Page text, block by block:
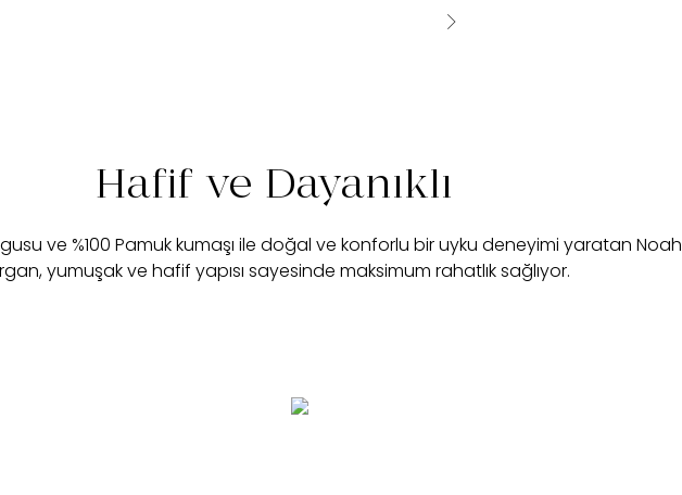
Hafif ve Dayanıklı
ve %100 Pamuk kumaşı ile doğal ve konforlu bir uyku deneyimi yaratan Noah
yumuşak ve hafif yapısı sayesinde maksimum rahatlık sağlıyor.